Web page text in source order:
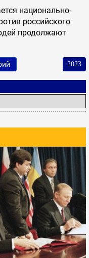
национально-
российского
продолжают
2023